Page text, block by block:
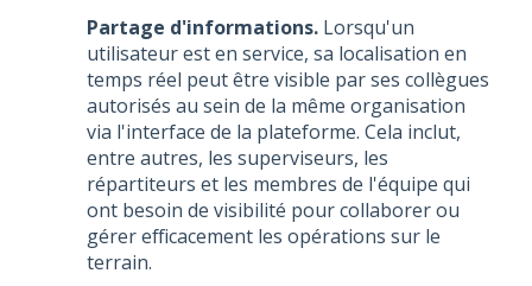
Partage d'informations. Lorsqu'un
utilisateur est en service, sa localisation en
temps réel peut être visible par ses collègues
autorisés au sein de la même organisation
via l'interface de la plateforme. Cela inclut,
entre autres, les superviseurs, les
répartiteurs et les membres de l'équipe qui
ont besoin de visibilité pour collaborer ou
gérer efficacement les opérations sur le
terrain.